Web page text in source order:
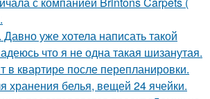
уже хотела написать такой
что я не одна такая шизанутая.
квартире после перепланировки.
хранения белья, вещей 24 ячейки.